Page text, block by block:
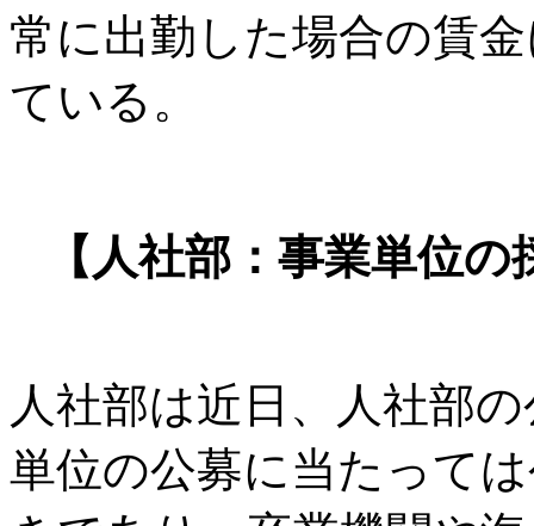
常に出勤した場合の賃
ている。
【人社部：事業単位
人社部は近日、人社部
単位の公募に当たって